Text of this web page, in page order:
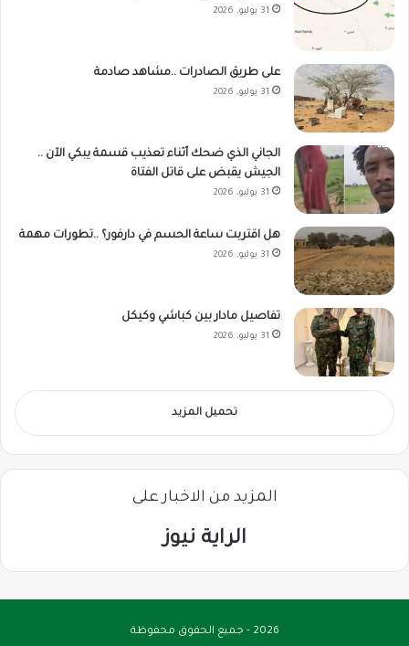
31 يوليو، 2026
على طريق الصادرات ..مشاهد صادمة
31 يوليو، 2026
الجاني الذي ضحك أثناء تعذيب قسمة يبكي الآن ..
الجيش يقبض على قاتل الفتاة
31 يوليو، 2026
هل اقتربت ساعة الحسم في دارفور؟ ..تطورات مهمة
31 يوليو، 2026
تفاصيل مادار بين كباشي وكيكل
31 يوليو، 2026
تحميل المزيد
المزيد من الاخبار على
الراية نيوز
2026 - جميع الحقوق محفوظة